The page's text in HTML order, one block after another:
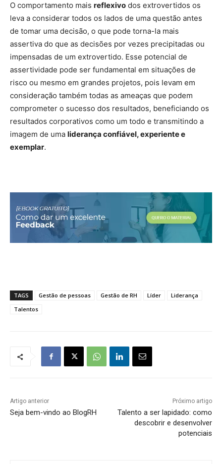
O comportamento mais reflexivo dos extrovertidos os
leva a considerar todos os lados de uma questão antes
de tomar uma decisão, o que pode torna-la mais
assertiva do que as decisões por vezes precipitadas ou
impensadas de um extrovertido. Esse potencial de
assertividade pode ser fundamental em situações de
risco ou mesmo em grandes projetos, pois levam em
consideração também todas as ameaças que podem
comprometer o sucesso dos resultados, beneficiando os
resultados corporativos como um todo e transmitindo a
imagem de uma liderança confiável, experiente e
exemplar.
TAGS Gestão de pessoas Gestão de RH Líder
Liderança
Talentos
Artigo anterior
Seja bem-vindo ao BlogRH
Próximo artigo
Talento a ser lapidado: como
descobrir e desenvolver
potenciais